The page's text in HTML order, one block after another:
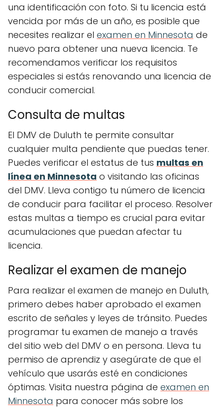
una identificación con foto. Si tu licencia está
vencida por más de un año, es posible que
necesites realizar el examen en Minnesota de
nuevo para obtener una nueva licencia. Te
recomendamos verificar los requisitos
especiales si estás renovando una licencia de
conducir comercial.
Consulta de multas
El DMV de Duluth te permite consultar
cualquier multa pendiente que puedas tener.
Puedes verificar el estatus de tus multas en
línea en Minnesota o visitando las oficinas
del DMV. Lleva contigo tu número de licencia
de conducir para facilitar el proceso. Resolver
estas multas a tiempo es crucial para evitar
acumulaciones que puedan afectar tu
licencia.
Realizar el examen de manejo
Para realizar el examen de manejo en Duluth,
primero debes haber aprobado el examen
escrito de señales y leyes de tránsito. Puedes
programar tu examen de manejo a través
del sitio web del DMV o en persona. Lleva tu
permiso de aprendiz y asegúrate de que el
vehículo que usarás esté en condiciones
óptimas. Visita nuestra página de examen en
Minnesota para conocer más sobre los